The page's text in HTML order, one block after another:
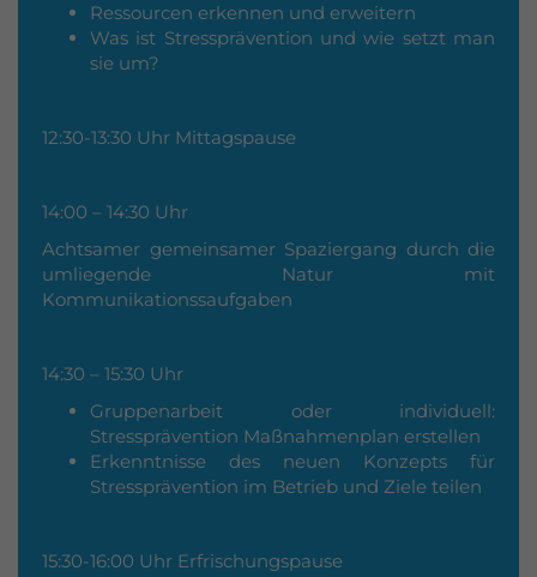
Ressourcen erkennen und erweitern
Was ist Stressprävention und wie setzt man
sie um?
12:30-13:30 Uhr Mittagspause
14:00 – 14:30 Uhr
Achtsamer gemeinsamer Spaziergang durch die
umliegende Natur mit
Kommunikationssaufgaben
14:30 – 15:30 Uhr
Gruppenarbeit oder individuell:
Stressprävention Maßnahmenplan erstellen
Erkenntnisse des neuen Konzepts für
Stressprävention im Betrieb und Ziele teilen
15:30-16:00 Uhr Erfrischungspause